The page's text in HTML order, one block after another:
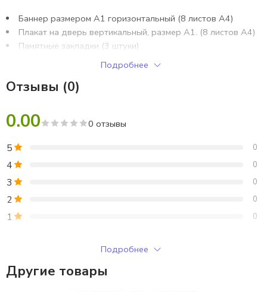
Баннер размером А1 горизонтальный (8 листов А4)
Плакат на дверь вертикальный, размер А1. (8 листов А4)
Памятные закладки (3 штуки)
Сертификат (1 штука)Подробнее
Отзывы (0)
0.00 0 отзывы
5 0
4 0
3 0
2 0
1 0
Только зарегистрированные клиенты, купившие этот товар,
могут публиковать отзывы.
Подробнее
Другие товары